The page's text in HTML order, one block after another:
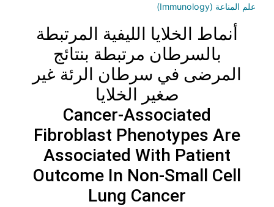
علم المناعة (Immunology)
أنماط الخلايا الليفية المرتبطة
بالسرطان مرتبطة بنتائج
المرضى في سرطان الرئة غير
صغير الخلايا
Cancer-Associated
Fibroblast Phenotypes Are
Associated With Patient
Outcome In Non-Small Cell
Lung Cancer